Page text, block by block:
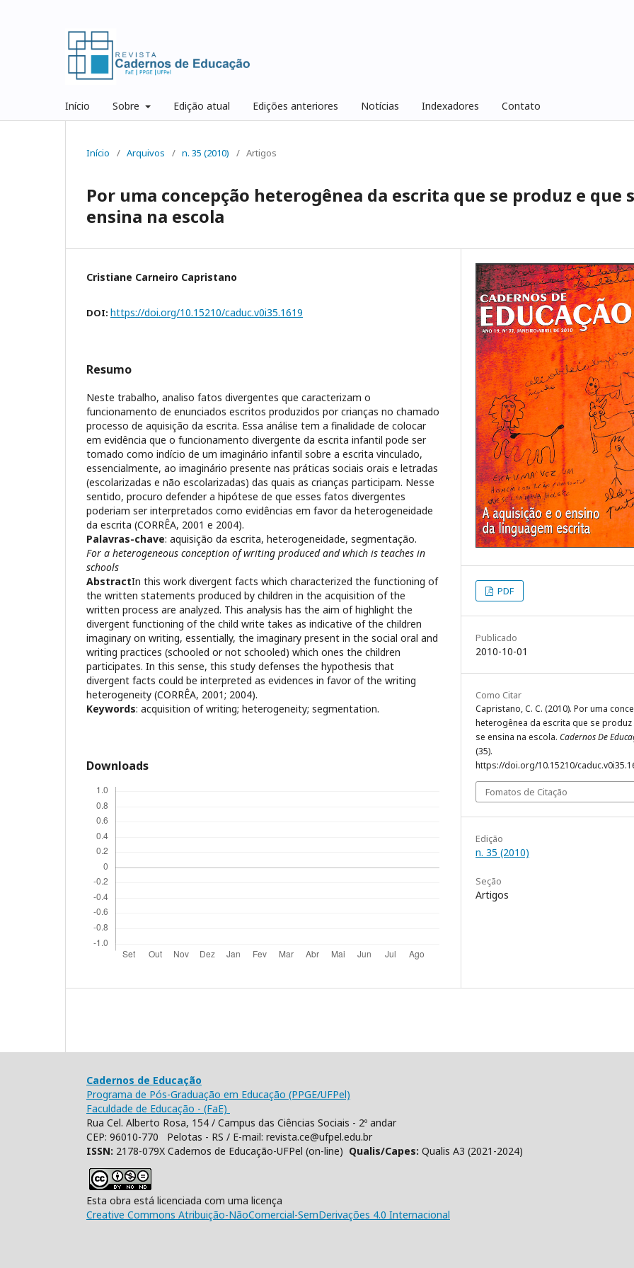
Início Sobre Edição atual Edições anteriores Notícias Indexadores Contato
Início / Arquivos / n. 35 (2010) / Artigos
Por uma concepção heterogênea da escrita que se produz e que
ensina na escola
Cristiane Carneiro Capristano
DOI: https://doi.org/10.15210/caduc.v0i35.1619
Resumo
Neste trabalho, analiso fatos divergentes que caracterizam o
funcionamento de enunciados escritos produzidos por crianças no chamado
processo de aquisição da escrita. Essa análise tem a finalidade de colocar
em evidência que o funcionamento divergente da escrita infantil pode ser
tomado como indício de um imaginário infantil sobre a escrita vinculado,
essencialmente, ao imaginário presente nas práticas sociais orais e letradas
(escolarizadas e não escolarizadas) das quais as crianças participam. Nesse
sentido, procuro defender a hipótese de que esses fatos divergentes
poderiam ser interpretados como evidências em favor da heterogeneidade
da escrita (CORRÊA, 2001 e 2004).
Palavras-chave: aquisição da escrita, heterogeneidade, segmentação.
For a heterogeneous conception of writing produced and which is teaches in
schools
AbstractIn this work divergent facts which characterized the functioning of
the written statements produced by children in the acquisition of the
written process are analyzed. This analysis has the aim of highlight the
divergent functioning of the child write takes as indicative of the children
imaginary on writing, essentially, the imaginary present in the social oral and
writing practices (schooled or not schooled) which ones the children
participates. In this sense, this study defenses the hypothesis that
divergent facts could be interpreted as evidences in favor of the writing
heterogeneity (CORRÊA, 2001; 2004).
Keywords: acquisition of writing; heterogeneity; segmentation.
Downloads
PDF
Publicado
2010-10-01
Como Citar
Capristano, C. C. (2010). Por uma
heterogênea da escrita que se produz
se ensina na escola. Cadernos De
(35).
https://doi.org/10.15210/
Fomatos de Citação
Edição
n. 35 (2010)
Seção
Artigos
Cadernos de Educação
Programa de Pós-Graduação em Educação (PPGE/UFPel)
Faculdade de Educação - (FaE)
Rua Cel. Alberto Rosa, 154 / Campus das Ciências Sociais - 2º andar
CEP: 96010-770 Pelotas - RS / E-mail: revista.ce@ufpel.edu.br
ISSN: 2178-079X Cadernos de Educação-UFPel (on-line) Qualis/Capes: Qualis A3 (2021-2024)
Esta obra está licenciada com uma licença
Creative Commons Atribuição-NãoComercial-SemDerivações 4.0 Internacional